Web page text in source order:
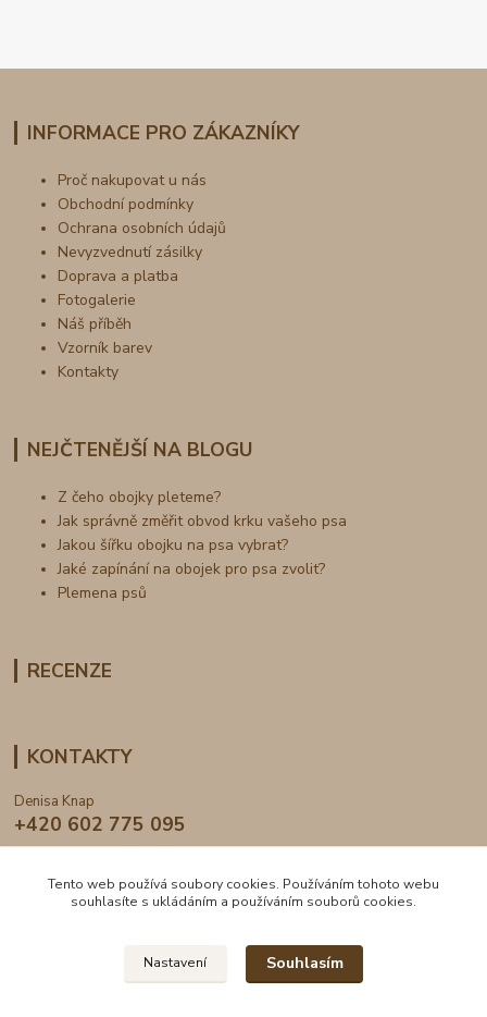
INFORMACE PRO ZÁKAZNÍKY
Proč nakupovat u nás
Obchodní podmínky
Ochrana osobních údajů
Nevyzvednutí zásilky
Doprava a platba
Fotogalerie
Náš příběh
Vzorník barev
Kontakty
NEJČTENĚJŠÍ NA BLOGU
Z čeho obojky pleteme?
Jak správně změřit obvod krku vašeho psa
Jakou šířku obojku na psa vybrat?
Jaké zapínání na obojek pro psa zvolit?
Plemena psů
RECENZE
KONTAKTY
Denisa Knap
+420 602 775 095
Tento web používá soubory cookies. Používáním tohoto webu
souhlasíte s ukládáním a používáním souborů cookies.
Nastavení Souhlasím